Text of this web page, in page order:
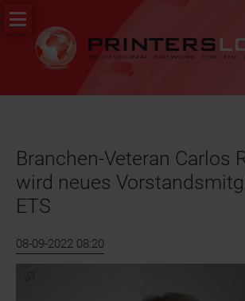
Navigation
überspringen
PR
News
Stellenportal
Branchen-Veteran Carlos
wird neues
ETS
08-09-2022 08:20